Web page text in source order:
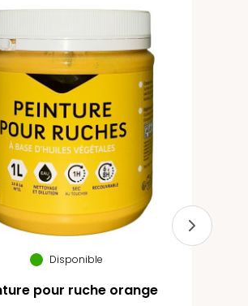
Disponible
pour ruche orange